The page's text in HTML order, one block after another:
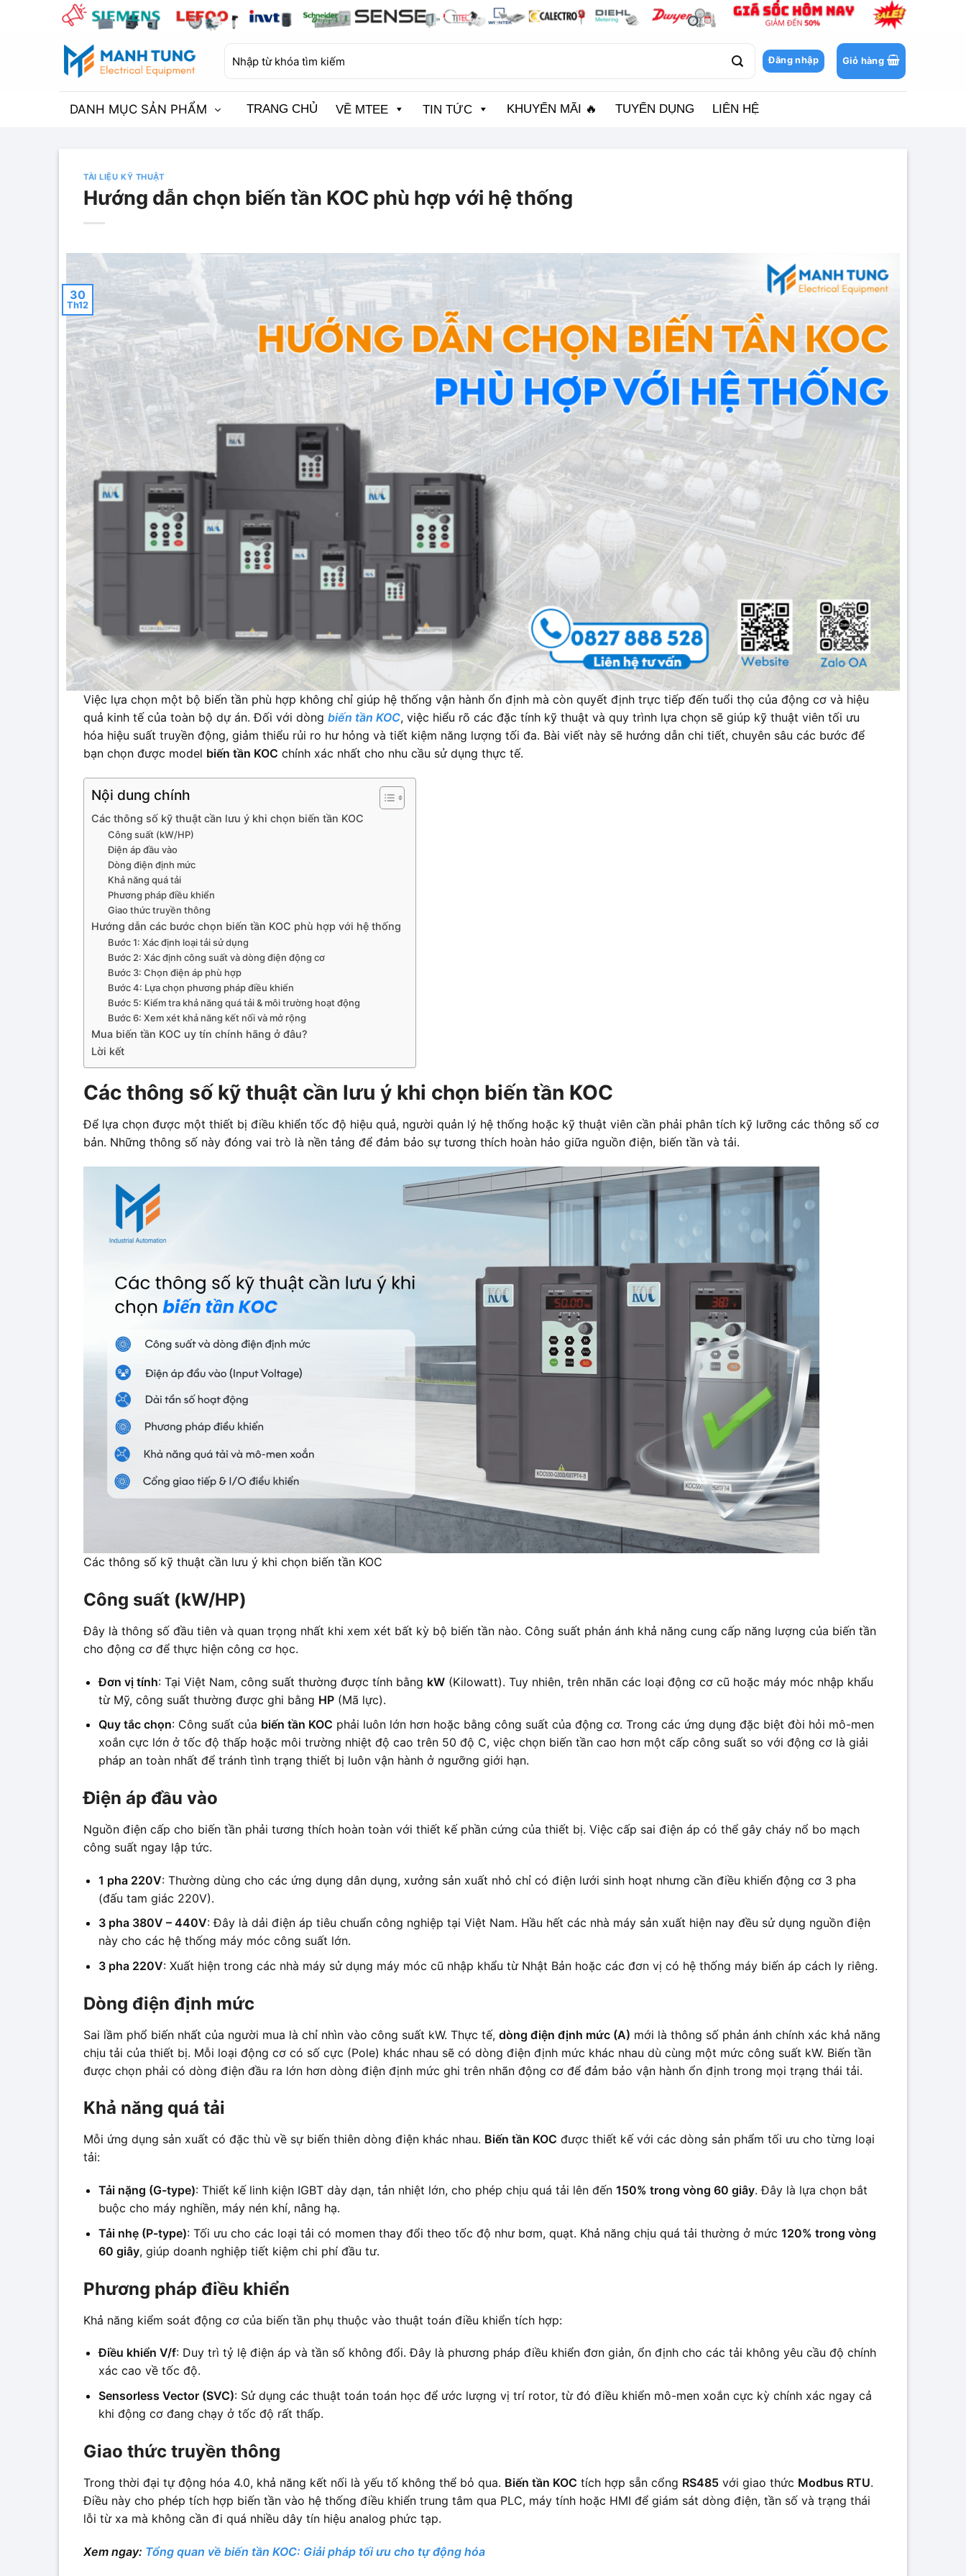
kiếm:
Đăng nhập Giỏ hàng
DANH MỤC SẢN PHẨM TRANG CHỦ VỀ MTEE TIN TỨC KHUYẾN MÃI 🔥 TUYỂN DỤNG LIÊN HỆ
TÀI LIỆU KỸ THUẬT
Hướng dẫn chọn biến tần KOC phù hợp với hệ thống
30
Th12
Việc lựa chọn một bộ biến tần phù hợp không chỉ giúp hệ thống vận hành ổn định mà còn quyết định trực tiếp đến tuổi thọ của động cơ và hiệu
quả kinh tế của toàn bộ dự án. Đối với dòng biến tần KOC, việc hiểu rõ các đặc tính kỹ thuật và quy trình lựa chọn sẽ giúp kỹ thuật viên tối ưu
hóa hiệu suất truyền động, giảm thiểu rủi ro hư hỏng và tiết kiệm năng lượng tối đa. Bài viết này sẽ hướng dẫn chi tiết, chuyên sâu các bước để
bạn chọn được model biến tần KOC chính xác nhất cho nhu cầu sử dụng thực tế.
Nội dung chính
Các thông số kỹ thuật cần lưu ý khi chọn biến tần KOC
Công suất (kW/HP)
Điện áp đầu vào
Dòng điện định mức
Khả năng quá tải
Phương pháp điều khiển
Giao thức truyền thông
Hướng dẫn các bước chọn biến tần KOC phù hợp với hệ thống
Bước 1: Xác định loại tải sử dụng
Bước 2: Xác định công suất và dòng điện động cơ
Bước 3: Chọn điện áp phù hợp
Bước 4: Lựa chọn phương pháp điều khiển
Bước 5: Kiểm tra khả năng quá tải & môi trường hoạt động
Bước 6: Xem xét khả năng kết nối và mở rộng
Mua biến tần KOC uy tín chính hãng ở đâu?
Lời kết
Các thông số kỹ thuật cần lưu ý khi chọn biến tần KOC
Để lựa chọn được một thiết bị điều khiển tốc độ hiệu quả, người quản lý hệ thống hoặc kỹ thuật viên cần phải phân tích kỹ lưỡng các thông số cơ
bản. Những thông số này đóng vai trò là nền tảng để đảm bảo sự tương thích hoàn hảo giữa nguồn điện, biến tần và tải.
Các thông số kỹ thuật cần lưu ý khi chọn biến tần KOC
Công suất (kW/HP)
Đây là thông số đầu tiên và quan trọng nhất khi xem xét bất kỳ bộ biến tần nào. Công suất phản ánh khả năng cung cấp năng lượng của biến tần
cho động cơ để thực hiện công cơ học.
Đơn vị tính: Tại Việt Nam, công suất thường được tính bằng kW(Kilowatt). Tuy nhiên, trên nhãn các loại động cơ cũ hoặc máy móc nhập khẩu
từ Mỹ, công suất thường được ghi bằng HP(Mã lực).
Quy tắc chọn: Công suất của biến tần KOC phải luôn lớn hơn hoặc bằng công suất của động cơ. Trong các ứng dụng đặc biệt đòi hỏi mô-men
xoắn cực lớn ở tốc độ thấp hoặc môi trường nhiệt độ cao trên 50 độ C, việc chọn biến tần cao hơn một cấp công suất so với động cơ là giải
pháp an toàn nhất để tránh tình trạng thiết bị luôn vận hành ở ngưỡng giới hạn.
Điện áp đầu vào
Nguồn điện cấp cho biến tần phải tương thích hoàn toàn với thiết kế phần cứng của thiết bị. Việc cấp sai điện áp có thể gây cháy nổ bo mạch
công suất ngay lập tức.
1 pha 220V: Thường dùng cho các ứng dụng dân dụng, xưởng sản xuất nhỏ chỉ có điện lưới sinh hoạt nhưng cần điều khiển động cơ 3 pha
(đấu tam giác 220V).
3 pha 380V – 440V: Đây là dải điện áp tiêu chuẩn công nghiệp tại Việt Nam. Hầu hết các nhà máy sản xuất hiện nay đều sử dụng nguồn điện
này cho các hệ thống máy móc công suất lớn.
3 pha 220V: Xuất hiện trong các nhà máy sử dụng máy móc cũ nhập khẩu từ Nhật Bản hoặc các đơn vị có hệ thống máy biến áp cách ly riêng.
Dòng điện định mức
Sai lầm phổ biến nhất của người mua là chỉ nhìn vào công suất kW. Thực tế, dòng điện định mức (A) mới là thông số phản ánh chính xác khả năng
chịu tải của thiết bị. Mỗi loại động cơ có số cực (Pole) khác nhau sẽ có dòng điện định mức khác nhau dù cùng một mức công suất kW. Biến tần
được chọn phải có dòng điện đầu ra lớn hơn dòng điện định mức ghi trên nhãn động cơ để đảm bảo vận hành ổn định trong mọi trạng thái tải.
Khả năng quá tải
Mỗi ứng dụng sản xuất có đặc thù về sự biến thiên dòng điện khác nhau. Biến tần KOC được thiết kế với các dòng sản phẩm tối ưu cho từng loại
tải:
Tải nặng (G-type): Thiết kế linh kiện IGBT dày dạn, tản nhiệt lớn, cho phép chịu quá tải lên đến 150% trong vòng 60 giây. Đây là lựa chọn bắt
buộc cho máy nghiền, máy nén khí, nâng hạ.
Tải nhẹ (P-type): Tối ưu cho các loại tải có momen thay đổi theo tốc độ như bơm, quạt. Khả năng chịu quá tải thường ở mức 120% trong vòng
60 giây, giúp doanh nghiệp tiết kiệm chi phí đầu tư.
Phương pháp điều khiển
Khả năng kiểm soát động cơ của biến tần phụ thuộc vào thuật toán điều khiển tích hợp:
Điều khiển V/f: Duy trì tỷ lệ điện áp và tần số không đổi. Đây là phương pháp điều khiển đơn giản, ổn định cho các tải không yêu cầu độ chính
xác cao về tốc độ.
Sensorless Vector (SVC): Sử dụng các thuật toán toán học để ước lượng vị trí rotor, từ đó điều khiển mô-men xoắn cực kỳ chính xác ngay cả
khi động cơ đang chạy ở tốc độ rất thấp.
Giao thức truyền thông
Trong thời đại tự động hóa 4.0, khả năng kết nối là yếu tố không thể bỏ qua. Biến tần KOC tích hợp sẵn cổng RS485 với giao thức Modbus RTU.
Điều này cho phép tích hợp biến tần vào hệ thống điều khiển trung tâm qua PLC, máy tính hoặc HMI để giám sát dòng điện, tần số và trạng thái
lỗi từ xa mà không cần đi quá nhiều dây tín hiệu analog phức tạp.
Xem ngay: Tổng quan về biến tần KOC: Giải pháp tối ưu cho tự động hóa